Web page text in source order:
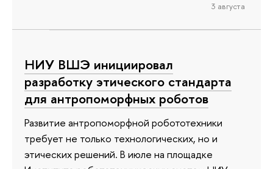
3 августа
НИУ ВШЭ инициировал
разработку этического стандарта
для антропоморфных роботов
Развитие антропоморфной робототехники
требует не только технологических, но и
этических решений. В июле на площадке